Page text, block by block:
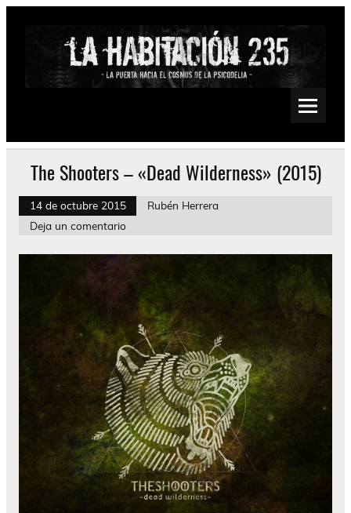
Saltar
Psychedelic, Stoner, Doom, Sludge, Fuzz, Space, Drone
The Shooters – «Dead Wilderness» (2015)
14 de octubre 2015
Rubén Herrera
Deja un comentario